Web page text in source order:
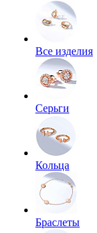
Все изделия
Серьги
Кольца
Браслеты